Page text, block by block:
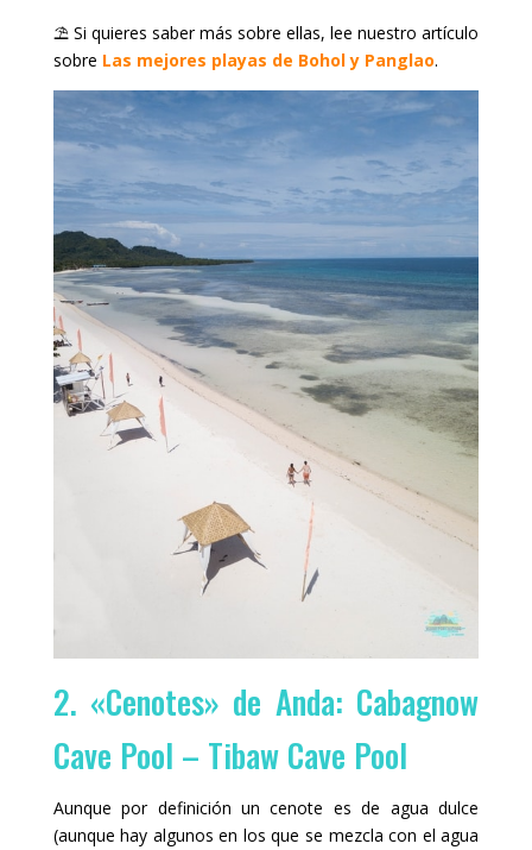
⛱️ Si quieres saber más sobre ellas, lee nuestro artículo
sobre Las mejores playas de Bohol y Panglao.
2. «Cenotes» de Anda: Cabagnow
Cave Pool – Tibaw Cave Pool
Aunque por definición un cenote es de agua dulce
(aunque hay algunos en los que se mezcla con el agua